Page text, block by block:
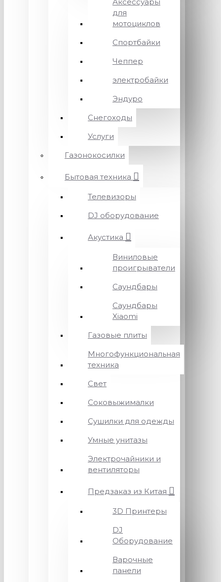
для
мотоциклов
Спортбайки
Чеппер
электробайки
Эндуро
Снегоходы
Услуги
Газонокосилки
Бытовая техника
Телевизоры
DJ оборудование
Акустика
Виниловые
проигрыватели
Саундбары
Саундбары
Xiaomi
Газовые плиты
Многофункциональная
техника
Свет
Соковыжималки
Сушилки для одежды
Умные унитазы
Электрочайники и
вентиляторы
Предзаказ из Китая
3D Принтеры
DJ
Оборудование
Варочные
панели